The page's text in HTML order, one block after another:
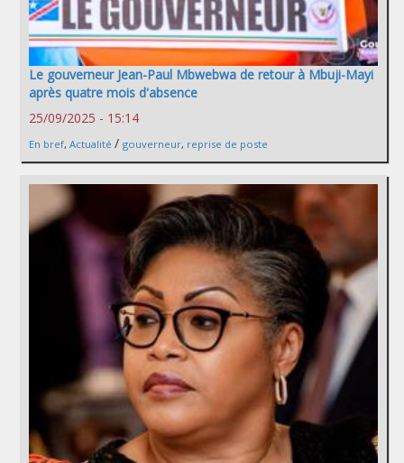
Le gouverneur Jean-Paul Mbwebwa de retour à Mbuji-Mayi
après quatre mois d'absence
25/09/2025 - 15:14
En bref, Actualité / gouverneur, reprise de poste